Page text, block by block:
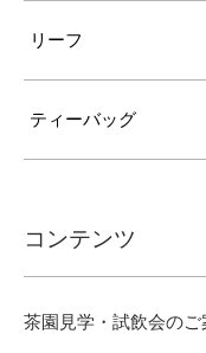
リーフ
ティーバッグ
コンテンツ
茶園見学・試飲会のご